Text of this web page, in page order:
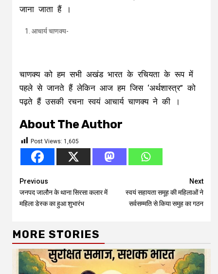
जाना जाता हैं ।
आचार्य चाणक्य-
चाणक्य को हम सभी अखंड भारत के रचियता के रूप में
पहले से जानते हैं लेकिन आज हम जिस ‘अर्थशास्त्र” को
पढ़ते हैं उसकी रचना स्वयं आचार्य चाणक्य ने की ।
About The Author
Post Views: 1,605
Continue
Reading
Previous
जनपद जालौन के थाना सिरसा कलार में
महिला डेस्क का हुआ शुभारंभ
Next
स्वयं सहायता समूह की महिलाओं ने
सर्वसम्मति से किया समुह का गठन
MORE STORIES